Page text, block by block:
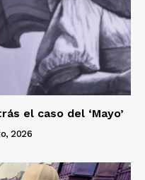
el caso del ‘Mayo’
2026